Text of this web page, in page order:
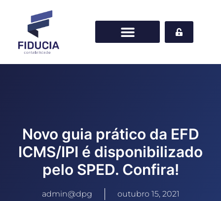
Novo guia prático da EFD
ICMS/IPI é disponibilizado
pelo SPED. Confira!
admin@dpg outubro 15, 2021